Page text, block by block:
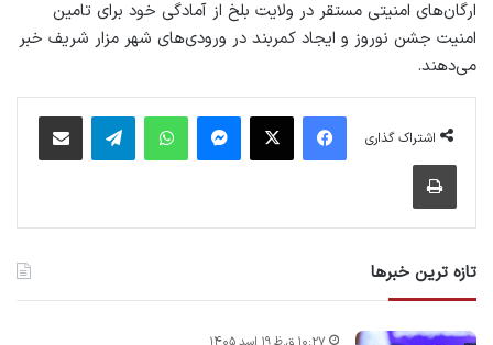
ارگان‌های امنیتی مستقر در ولایت بلخ از آمادگی خود برای تامین
امنیت جشن نوروز و ایجاد کمربند در ورودی‌های شهر مزار شریف خبر
می‌دهند.
اشتراک گذاری
فیس بوک پیام رسان واتس آپ
تازه ترین خبرها